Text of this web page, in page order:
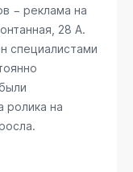
− реклама на
28 А.
специалистами
ролика на